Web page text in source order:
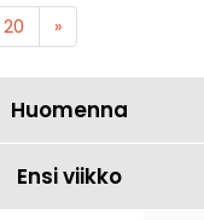
20 »
Huomenna
Ensi viikko